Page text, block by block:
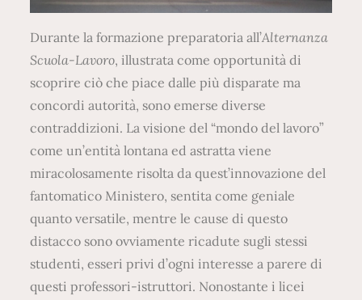
Durante la formazione preparatoria all’Alternanza
Scuola-Lavoro, illustrata come opportunità di
scoprire ciò che piace dalle più disparate ma
concordi autorità, sono emerse diverse
contraddizioni. La visione del “mondo del lavoro”
come un’entità lontana ed astratta viene
miracolosamente risolta da quest’innovazione del
fantomatico Ministero, sentita come geniale
quanto versatile, mentre le cause di questo
distacco sono ovviamente ricadute sugli stessi
studenti, esseri privi d’ogni interesse a parere di
questi professori-istruttori. Nonostante i licei